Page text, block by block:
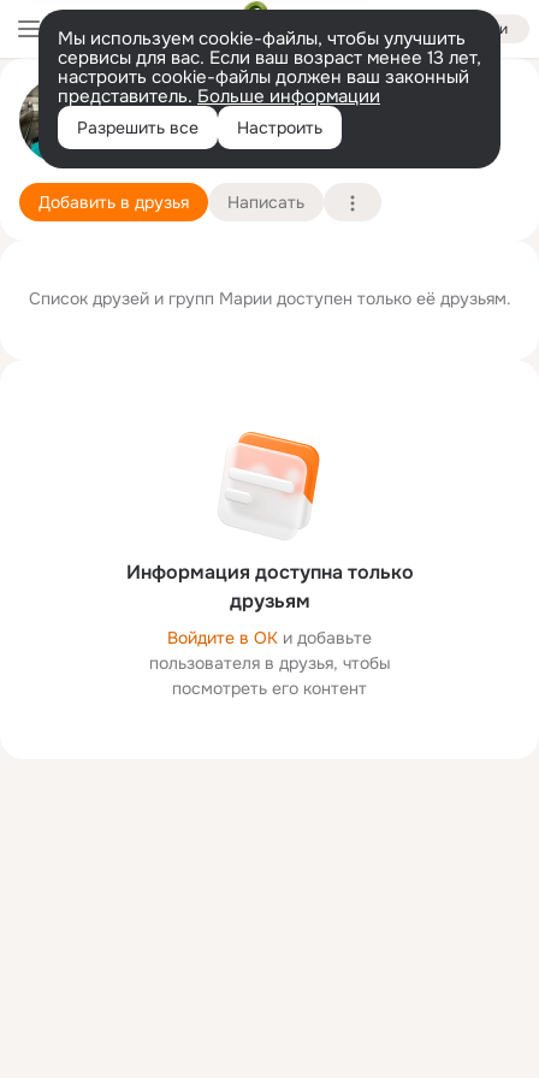
Войти
Мы используем cookie-файлы, чтобы улучшить
сервисы для вас. Если ваш возраст менее 13 лет,
настроить cookie-файлы должен ваш законный
представитель. Больше информации
Разрешить все Настроить
Мария ❀
Запорожье 31 декабря
Добавить в друзья Написать
Информация доступна только
друзьям
Войдите в ОК и добавьте
пользователя в друзья, чтобы
посмотреть его контент
Список друзей и групп Марии доступен только её друзьям.